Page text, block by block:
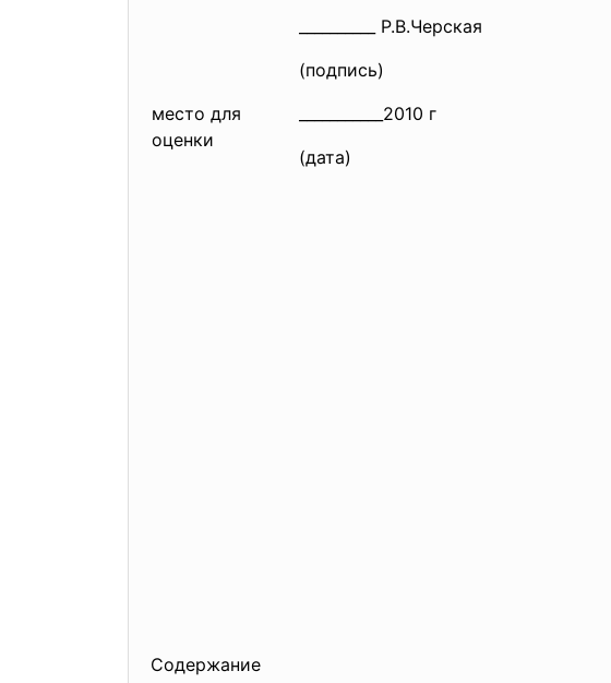
место для
оценки
__________ Р.В.Черская
(подпись)
___________2010 г
(дата)
Содержание